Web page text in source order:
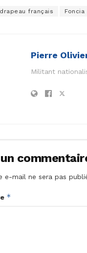
drapeau français Foncia
Pierre
Militant
e-mail ne sera pas
*